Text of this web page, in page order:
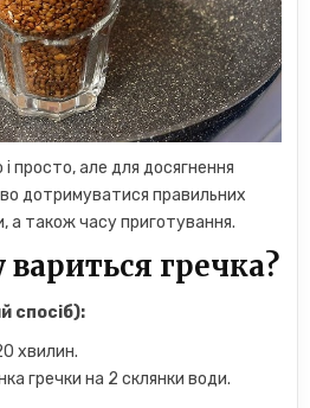
просто, але для досягнення
дотримуватися правильних
а також часу приготування.
вариться гречка?
спосіб):
хвилин.
гречки на 2 склянки води.